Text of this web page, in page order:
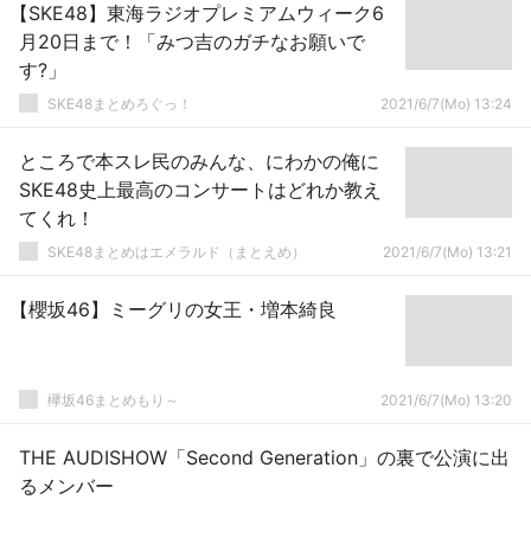
【SKE48】東海ラジオプレミアムウィーク6
月20日まで！「みつ吉のガチなお願いで
す?」
SKE48まとめろぐっ！ 2021/6/7(Mo) 13:24
ところで本スレ民のみんな、にわかの俺に
SKE48史上最高のコンサートはどれか教え
てくれ！
SKE48まとめはエメラルド（まとえめ） 2021/6/7(Mo) 13:21
【櫻坂46】ミーグリの女王・増本綺良
欅坂46まとめもり～ 2021/6/7(Mo) 13:20
THE AUDISHOW「Second Generation」の裏で公演に出
るメンバー